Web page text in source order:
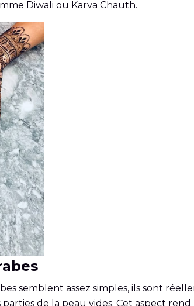
Diwali ou Karva Chauth.
semblent assez simples, ils sont
parties de la peau vides. Cet aspect